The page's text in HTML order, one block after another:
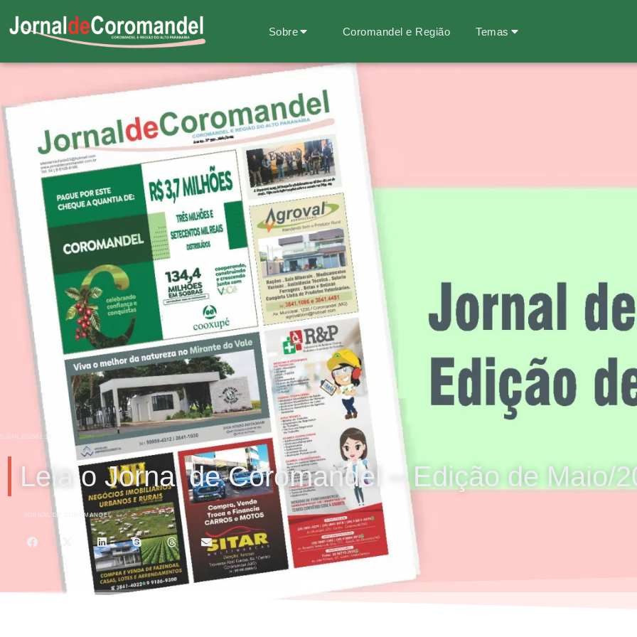
Sobre Coromandel e Região Temas
5.JUN.2025 01:19
Leia o Jornal de Coromandel – Edição de Maio/
JORNAL DE COROMANDEL